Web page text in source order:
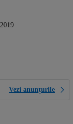
2019
Vezi anunțurile